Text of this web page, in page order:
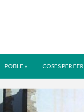
POBLE » COSES PER FER